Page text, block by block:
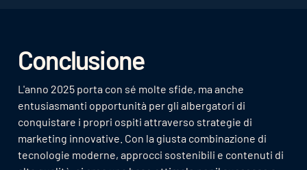
Conclusione
L'anno 2025 porta con sé molte sfide, ma anche
entusiasmanti opportunità per gli albergatori di
conquistare i propri ospiti attraverso strategie di
marketing innovative. Con la giusta combinazione di
tecnologie moderne, approcci sostenibili e contenuti di